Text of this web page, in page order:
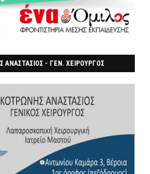
ΑΝΑΣΤΑΣΙΟΣ - ΓΕΝ. ΧΕΙΡΟΥΡΓΟΣ